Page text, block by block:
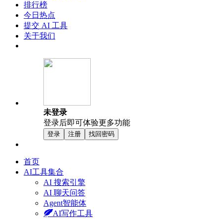
排行榜
今日热点
提交 AI 工具
关于我们
未登录
登录后即可体验更多功能
登录 注册 找回密码
首页
AI工具集合
AI 搜索引擎
AI 聊天问答
Agent智能体
AI写作工具